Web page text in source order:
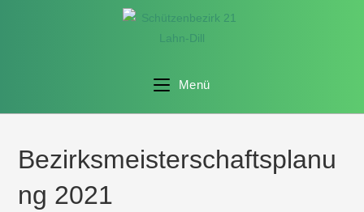
Menü
Bezirksmeisterschaftsplanu
ng 2021